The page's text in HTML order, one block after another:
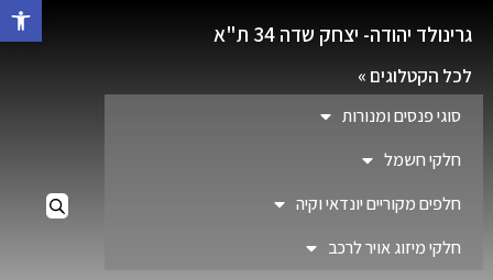
פתח
גרינולד יהודה- יצחק שדה 34 ת"א
לכל הקטלוגים »
סוגי פנסים ומנורות
חלקי חשמל
חלפים מקוריים יונדאי וקיה
חלקי מיזוג אויר לרכב